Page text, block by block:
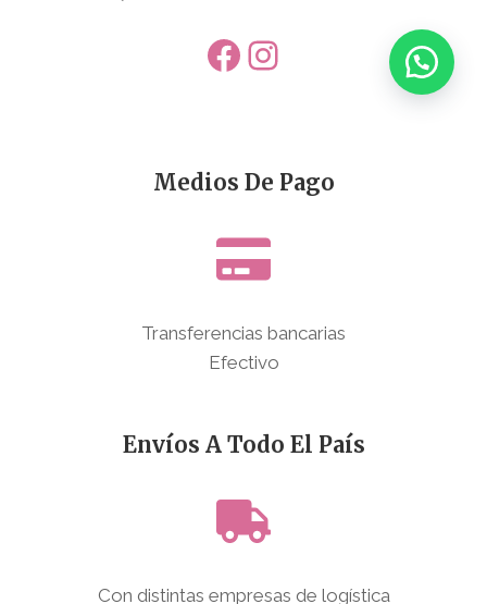
Facebook
Instagram
Medios De Pago
Transferencias bancarias
Efectivo
Envíos A Todo El País
Con distintas empresas de logística